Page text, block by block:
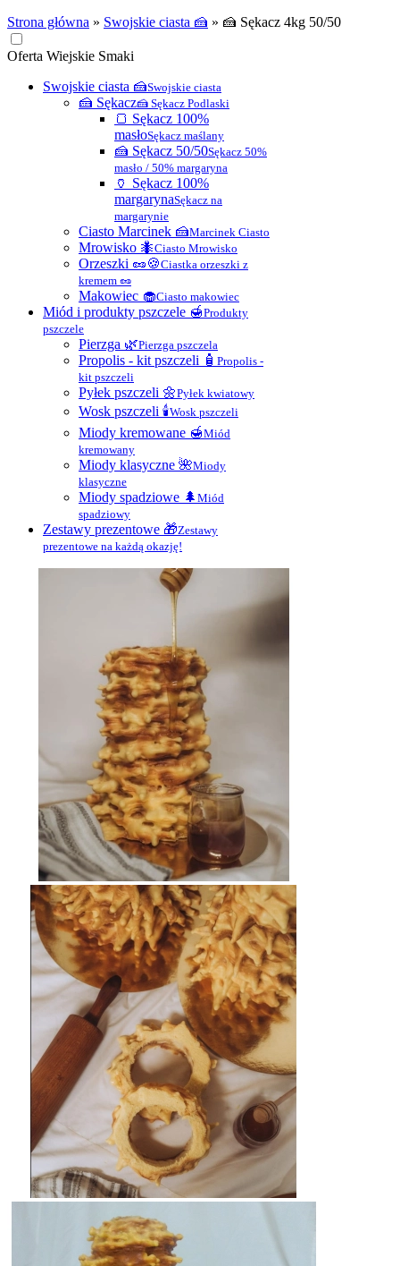
Strona główna » Swojskie ciasta 🍰 » 🍰 Sękacz 4kg 50/50
Oferta Wiejskie Smaki
Swojskie ciasta 🍰Swojskie ciasta
🍰 Sękacz🍰 Sękacz Podlaski
🍞 Sękacz 100%
masłoSękacz maślany
🍰 Sękacz 50/50Sękacz 50%
masło / 50% margaryna
🏺 Sękacz 100%
margarynaSękacz na
margarynie
Ciasto Marcinek 🍰Marcinek Ciasto
Mrowisko 🐜Ciasto Mrowisko
Orzeszki 🥜🍪Ciastka orzeszki z
kremem 🥜
Makowiec 🧁Ciasto makowiec
Miód i produkty pszczele 🍯Produkty
pszczele
Pierzga 🌿Pierzga pszczela
Propolis - kit pszczeli 🧴 Propolis -
kit pszczeli
Pyłek pszczeli 🌼Pyłek kwiatowy
Wosk pszczeli 🕯Wosk pszczeli
Miody kremowane 🍯Miód
kremowany
Miody klasyczne 🌺Miody
klasyczne
Miody spadziowe 🌲 Miód
spadziowy
Zestawy prezentowe 🎁Zestawy
prezentowe na każdą okazję!